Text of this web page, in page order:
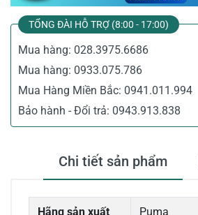
TỔNG ĐÀI HỖ TRỢ (8:00 - 17:00)
Mua hàng: 028.3975.6686
Mua hàng: 0933.075.786
Mua Hàng Miền Bắc: 0941.011.994
Bảo hành - Đổi trả: 0943.913.838
Chi tiết sản phẩm
Hãng sản xuất Puma